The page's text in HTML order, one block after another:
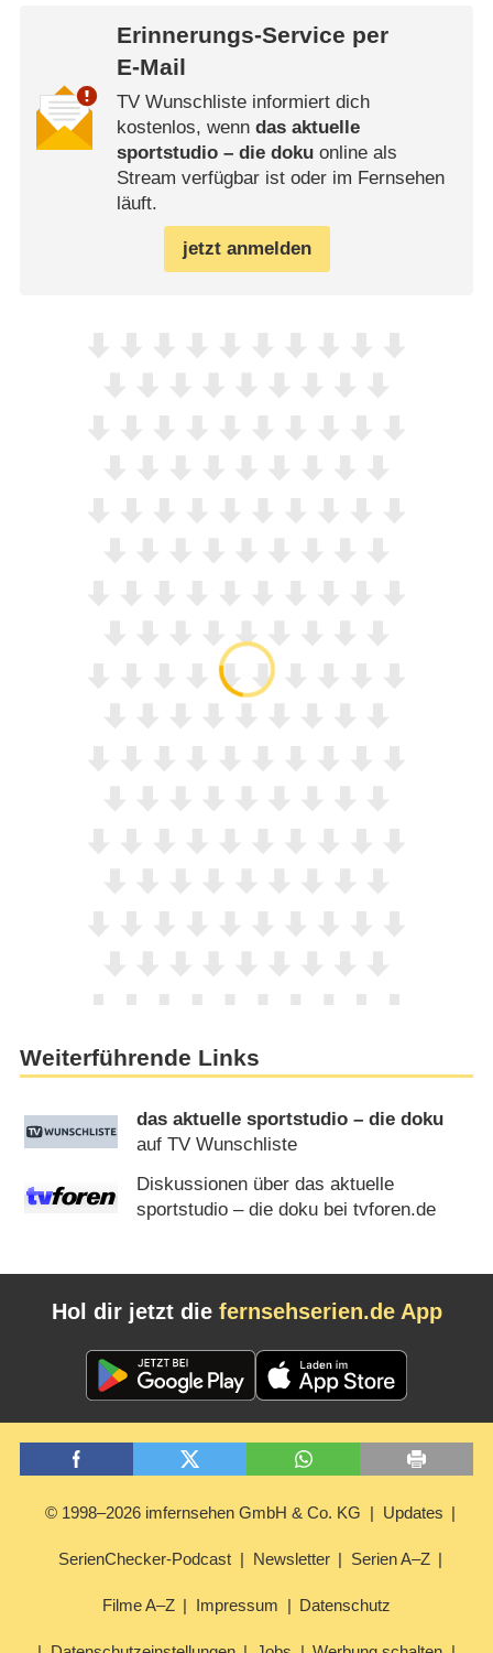
Erinnerungs-Service per
E-Mail
TV Wunschliste informiert dich
kostenlos, wenn das aktuelle
sportstudio – die dokuonline als
Stream verfügbar ist oder im Fernsehen
läuft.
jetzt anmelden
Weiterführende Links
das aktuelle sportstudio – die doku
auf TV Wunschliste
Diskussionen über das aktuelle
sportstudio – die doku bei tvforen.de
Hol dir jetzt die fernsehserien.de App
© 1998–2026 imfernsehen GmbH & Co. KG Updates
SerienChecker-Podcast Newsletter Serien A–Z
Filme A–Z Impressum Datenschutz